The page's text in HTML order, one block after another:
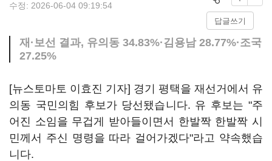
수정: 2026-06-04 09:19:54
답글쓰기
재·보선 결과, 유의동 34.83%·김용남 28.77%·조국
27.25%
[뉴스토마토 이효진 기자] 경기 평택을 재선거에서 유
의동 국민의힘 후보가 당선됐습니다. 유 후보는 "주
어진 소임을 무겁게 받아들이면서 한발짝 한발짝 시
민께서 주신 명령을 따라 걸어가겠다"라고 약속했습
니다.